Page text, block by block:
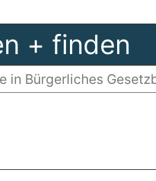
+ finden